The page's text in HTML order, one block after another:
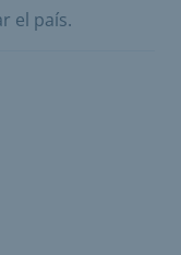
el país.